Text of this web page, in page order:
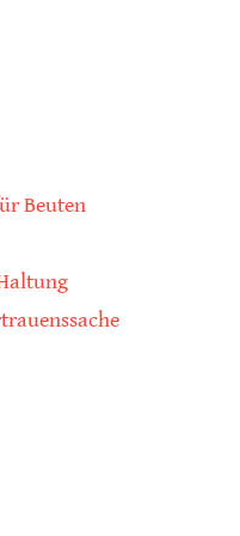
Beuten